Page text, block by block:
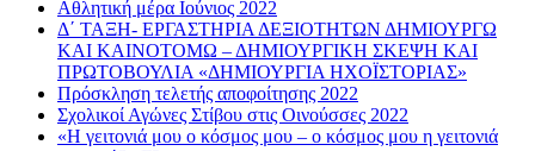
Αθλητική μέρα Ιούνιος 2022
Δ΄ ΤΑΞΗ- ΕΡΓΑΣΤΗΡΙΑ ΔΕΞΙΟΤΗΤΩΝ ΔΗΜΙΟΥΡΓΩ
ΚΑΙ ΚΑΙΝΟΤΟΜΩ – ΔΗΜΙΟΥΡΓΙΚΗ ΣΚΕΨΗ ΚΑΙ
ΠΡΩΤΟΒΟΥΛΙΑ «ΔΗΜΙΟΥΡΓΙΑ ΗΧΟΪΣΤΟΡΙΑΣ»
Πρόσκληση τελετής αποφοίτησης 2022
Σχολικοί Αγώνες Στίβου στις Οινούσσες 2022
«Η γειτονιά μου ο κόσμος μου – ο κόσμος μου η γειτονιά